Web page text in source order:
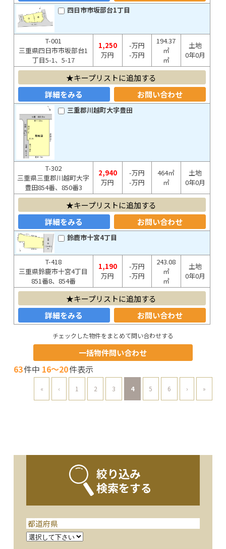
四日市市坂部台1丁目
T-001
三重県四日市市坂部台1
丁目5-1、5-17
1,250
万円
-万円
-万円
194.37
㎡
㎡
土地
0年0月
キープリストに追加する
詳細をみる
お問い合わせ
三重郡川越町大字豊田
T-302
三重県三重郡川越町大字
豊田854番、850番3
2,940
万円
-万円
-万円
464㎡
㎡
土地
0年0月
キープリストに追加する
詳細をみる
お問い合わせ
鈴鹿市十宮4丁目
T-418
三重県鈴鹿市十宮4丁目
851番8、854番
1,190
万円
-万円
-万円
243.08
㎡
㎡
土地
0年0月
キープリストに追加する
詳細をみる
お問い合わせ
チェックした物件をまとめて問い合わせする
一括物件問い合わせ
63件中 16～20件表示
« ‹ 1 2 3 4 5 6 › »
絞り込み
検索をする
都道府県